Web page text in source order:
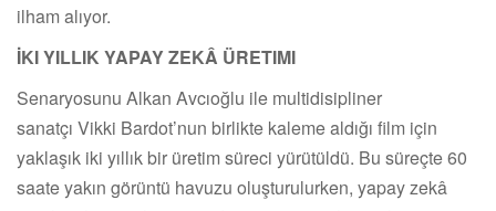
ilham alıyor.
İKI YILLIK YAPAY ZEKÂ ÜRETIMI
Senaryosunu Alkan Avcıoğlu ile multidisipliner
sanatçı Vikki Bardot’nun birlikte kaleme aldığı film için
yaklaşık iki yıllık bir üretim süreci yürütüldü. Bu süreçte 60
saate yakın görüntü havuzu oluşturulurken, yapay zekâ